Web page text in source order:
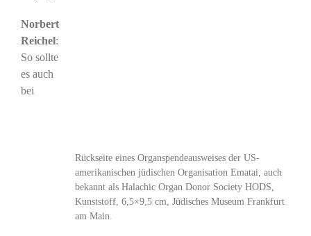
Rückseite eines Organspendeausweises der US-
amerikanischen jüdischen Organisation Ematai, auch
bekannt als Halachic Organ Donor Society HODS,
Kunststoff, 6,5×9,5 cm, Jüdisches Museum Frankfurt
am Main.
Norbert
Reichel:
So sollte
es auch
bei